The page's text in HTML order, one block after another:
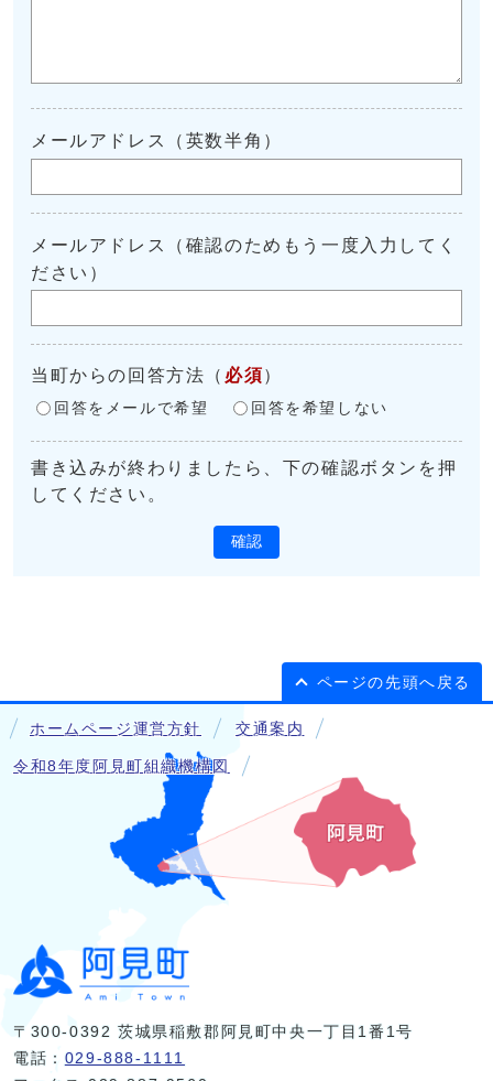
メールアドレス（英数半角）
メールアドレス（確認のためもう一度入力してく
ださい）
当町からの回答方法 （ 必須 ）
回答をメールで希望 回答を希望しない
書き込みが終わりましたら、下の確認ボタンを押
してください。
確認
ページの先頭へ戻る
ホームページ運営方針 交通案内
令和8年度阿見町組織機構図
〒300-0392 茨城県稲敷郡阿見町中央一丁目1番1号
電話： 029-888-1111